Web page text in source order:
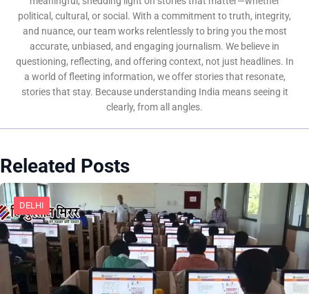
political, cultural, or social. With a commitment to truth, integrity,
and nuance, our team works relentlessly to bring you the most
accurate, unbiased, and engaging journalism. We believe in
questioning, reflecting, and offering context, not just headlines. In
a world of fleeting information, we offer stories that resonate,
stories that stay. Because understanding India means seeing it
clearly, from all angles.
Releated Posts
DELHI